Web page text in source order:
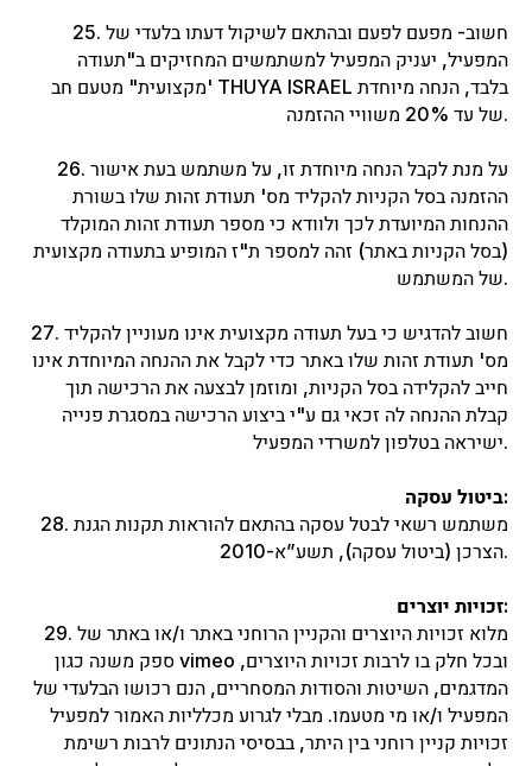
25. חשוב- מפעם לפעם ובהתאם לשיקול דעתו בלעדי של
המפעיל, יעניק המפעיל למשתמשים המחזיקים ב"תעודה
מקצועית" מטעם חב' THUYA ISRAEL בלבד, הנחה מיוחדת
של עד 20% משוויי ההזמנה.
26. על מנת לקבל הנחה מיוחדת זו, על משתמש בעת אישור
ההזמנה בסל הקניות להקליד מס' תעודת זהות שלו בשורת
ההנחות המיועדת לכך ולוודא כי מספר תעודת זהות המוקלד
(בסל הקניות באתר) זהה למספר ת"ז המופיע בתעודה מקצועית
של המשתמש.
27. חשוב להדגיש כי בעל תעודה מקצועית אינו מעוניין להקליד
מס' תעודת זהות שלו באתר כדי לקבל את ההנחה המיוחדת אינו
חייב להקלידה בסל הקניות, ומוזמן לבצעה את הרכישה תוך
קבלת ההנחה לה זכאי גם ע"י ביצוע הרכישה במסגרת פנייה
ישיראה בטלפון למשרדי המפעיל.
ביטול עסקה:
28. משתמש רשאי לבטל עסקה בהתאם להוראות תקנות הגנת
הצרכן (ביטול עסקה), תשע”א-2010.
זכויות יוצרים:
29. מלוא זכויות היוצרים והקניין הרוחני באתר ו/או באתר של
ספק משנה כגון vimeo ובכל חלק בו לרבות זכויות היוצרים,
המדגמים, השיטות והסודות המסחריים, הנם רכושו הבלעדי של
המפעיל ו/או מי מטעמו. מבלי לגרוע מכלליות האמור למפעיל
זכויות קניין רוחני בין היתר, בבסיסי הנתונים לרבות רשימת